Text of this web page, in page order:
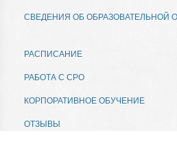
СВЕДЕНИЯ ОБ ОБРАЗОВАТЕЛЬНОЙ
РАСПИСАНИЕ
РАБОТА С СРО
КОРПОРАТИВНОЕ ОБУЧЕНИЕ
ОТЗЫВЫ